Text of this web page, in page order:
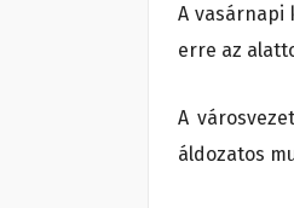
A vasárnapi
erre az
A
áldozatos